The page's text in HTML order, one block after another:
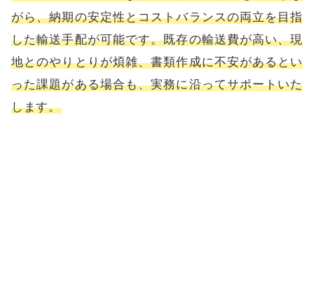
がら、納期の安定性とコストバランスの両立を目指
した輸送手配が可能です。既存の輸送費が高い、現
地とのやりとりが煩雑、書類作成に不安があるとい
った課題がある場合も、実務に沿ってサポートいた
します。